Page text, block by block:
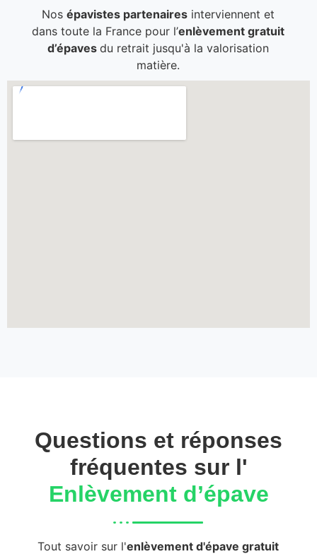
Nosépavistes partenaires interviennent et
dans toute la France pour l’enlèvement gratuit
d’épavesdu retrait jusqu'à la valorisation
matière.
Questions et réponses
fréquentes sur l'
Enlèvement d’épave
Tout savoir sur l'enlèvement d'épave gratuit